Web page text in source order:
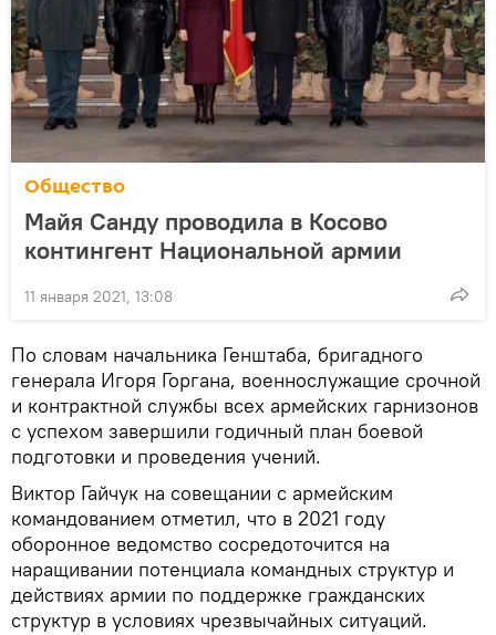
Общество
Майя Санду проводила в Косово
контингент Национальной армии
11 января 2021, 13:08
По словам начальника Генштаба, бригадного
генерала Игоря Горгана, военнослужащие срочной
и контрактной службы всех армейских гарнизонов
с успехом завершили годичный план боевой
подготовки и проведения учений.
Виктор Гайчук на совещании с армейским
командованием отметил, что в 2021 году
оборонное ведомство сосредоточится на
наращивании потенциала командных структур и
действиях армии по поддержке гражданских
структур в условиях чрезвычайных ситуаций.